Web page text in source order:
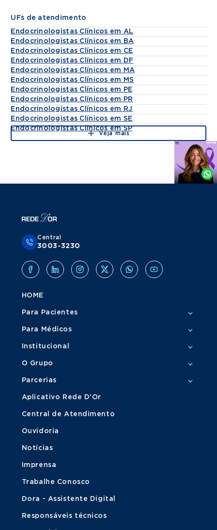
UFs de atendimento
Endocrinologistas Clínicos em AL
Endocrinologistas Clínicos em BA
Endocrinologistas Clínicos em CE
Endocrinologistas Clínicos em DF
Endocrinologistas Clínicos em MA
Endocrinologistas Clínicos em MS
Endocrinologistas Clínicos em PE
Endocrinologistas Clínicos em PR
Endocrinologistas Clínicos em RJ
Endocrinologistas Clínicos em SE
Endocrinologistas Clínicos em SP
Veja mais
Agende
Whatsapp
Central
3003-3230
HOME
Para Pacientes
Para Médicos
Institucional
O Grupo
Parcerias
Aplicativo Rede D'Or
Central de Atendimento
Ouvidoria
Notícias
Imprensa
Trabalhe Conosco
Dora - Assistente Digital
Responsáveis técnicos